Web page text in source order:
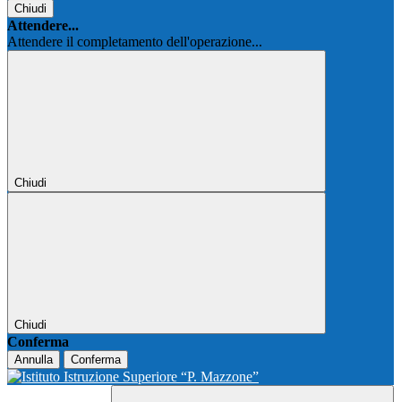
Chiudi
Attendere...
Attendere il completamento dell'operazione...
Chiudi
Chiudi
Conferma
Annulla Conferma